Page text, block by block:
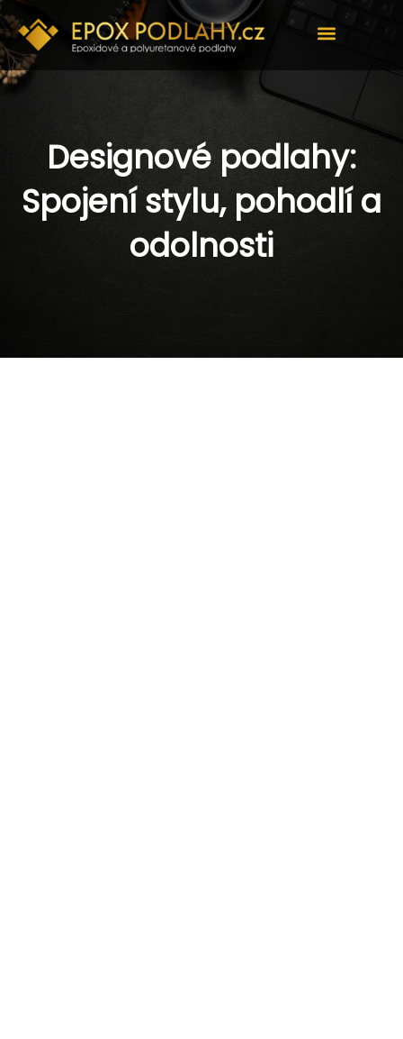
Přeskočit
na
obsah
Designové podlahy:
Spojení stylu, pohodlí a
odolnosti